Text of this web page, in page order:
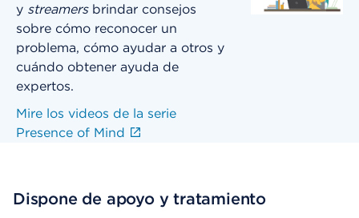
y streamersbrindar consejos
sobre cómo reconocer un
problema, cómo ayudar a otros y
cuándo obtener ayuda de
expertos.
Mire los videos de la serie
Presence of Mind
Dispone de apoyo y tratamiento